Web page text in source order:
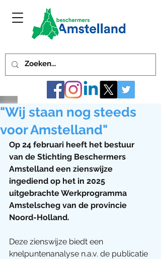
"Wij staan nog steeds
voor Amstelland"
Op 24 februari heeft het bestuur
van de Stichting Beschermers
Amstelland een zienswijze
ingediend op het in 2025
uitgebrachte Werkprogramma
Amstelscheg van de provincie
Noord-Holland.
Deze zienswijze biedt een
knelpuntenanalyse n.a.v. de publicatie